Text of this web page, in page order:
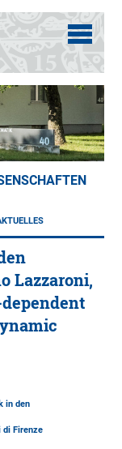
Lazzaroni,
in den
di Firenze